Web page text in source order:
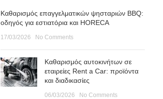
Καθαρισμός επαγγελματικών ψησταριών BBQ:
οδηγός για εστιατόρια και HORECA
17/03/2026 No Comments
Καθαρισμός αυτοκινήτων σε
εταιρείες Rent a Car: προϊόντα
και διαδικασίες
06/03/2026 No Comments